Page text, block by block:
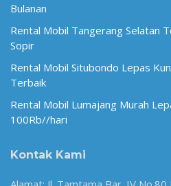
Bulanan
Rental Mobil Tangerang Selatan
Sopir
Rental Mobil Situbondo Lepas
Terbaik
Rental Mobil Lumajang Murah
100Rb//hari
Kontak Kami